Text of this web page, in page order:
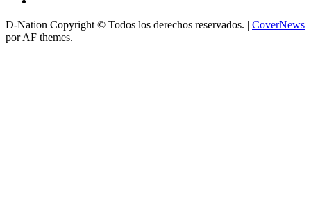
D-Nation Copyright © Todos los derechos reservados. | CoverNews
por AF themes.